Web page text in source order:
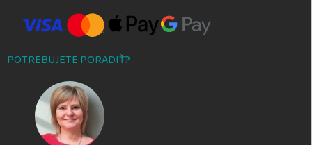
POTREBUJETE PORADIŤ?